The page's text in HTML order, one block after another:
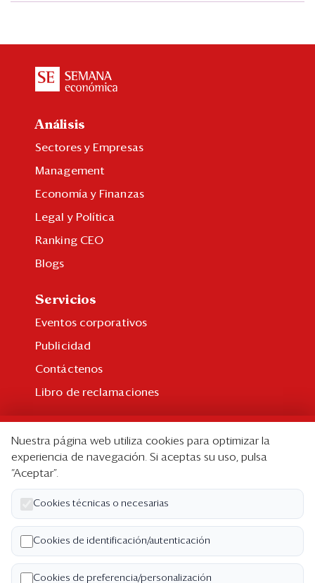
Análisis
Sectores y Empresas
Management
Economía y Finanzas
Legal y Política
Ranking CEO
Blogs
Servicios
Eventos corporativos
Publicidad
Contáctenos
Libro de reclamaciones
Suscripción individual
Paquetes corporativos
Edición Impresa
Nosotros
Quiénes somos
Código de ética
Nuestra página web utiliza cookies para optimizar la
experiencia de navegación. Si aceptas su uso, pulsa
“Aceptar”.
Cookies técnicas o necesarias
Cookies de identificación/autenticación
Cookies de preferencia/personalización